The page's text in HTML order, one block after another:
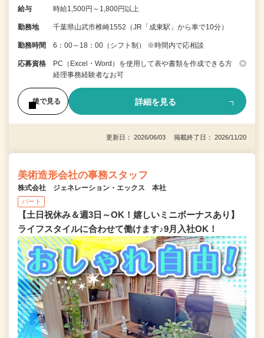
給与 時給1,500円～1,800円以上
勤務地 千葉県山武市椎崎1552（JR「成東駅」から車で10分）
勤務時間 6：00～18：00（シフト制） ※時間内で応相談
応募資格
PC（Excel・Word）を使用して表や書類を作成できる方 ◎
経理事務経験者なお可
後で見る 詳細を見る
更新日： 2026/06/03 掲載終了日： 2026/11/20
美術造形会社の事務スタッフ
株式会社 ジェネレーション・エックス 本社
パート
【土日祝休み＆週3日～OK！嬉しいミニボーナスあり】
ライフスタイルに合わせて働けます♪9月入社OK！